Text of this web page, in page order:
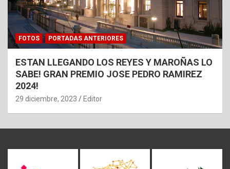
FOTOS PORTADAS ANTERIORES
ESTAN LLEGANDO LOS REYES Y MAROÑAS LO
SABE! GRAN PREMIO JOSE PEDRO RAMIREZ
2024!
29 diciembre, 2023 Editor